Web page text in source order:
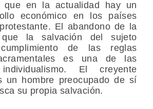
que en la actualidad hay un
económico en los países
El abandono de la
la salvación del sujeto
de las reglas
es una de las
El creyente
un hombre preocupado de sí
su propia salvación.